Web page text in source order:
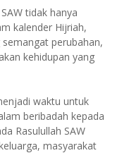
tidak hanya
kalender Hijriah,
perubahan,
kehidupan yang
waktu untuk
beribadah kepada
Rasulullah SAW
masyarakat